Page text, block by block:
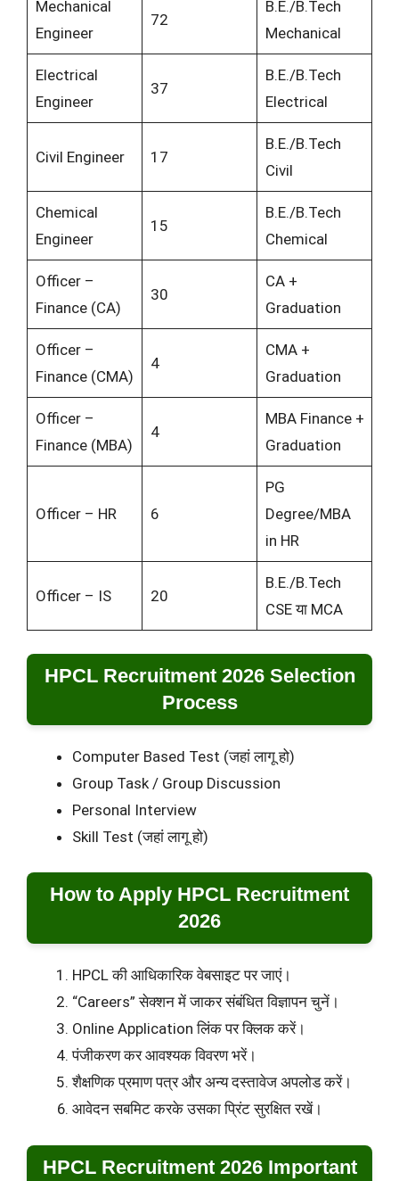
Mechanical
Engineer
72
B.E./B.Tech
Mechanical
Electrical
Engineer
37
B.E./B.Tech
Electrical
Civil Engineer 17
B.E./B.Tech
Civil
Chemical
Engineer
15
B.E./B.Tech
Chemical
Officer –
Finance (CA)
30
CA +
Graduation
Officer –
Finance (CMA)
4
CMA +
Graduation
Officer –
Finance (MBA)
4
MBA Finance +
Graduation
Officer – HR 6
PG
Degree/MBA
in HR
Officer – IS 20
B.E./B.Tech
CSE या MCA
HPCL Recruitment 2026 Selection
Process
Computer Based Test (जहां लागू हो)
Group Task / Group Discussion
Personal Interview
Skill Test (जहां लागू हो)
How to Apply HPCL Recruitment
2026
HPCL की आधिकारिक वेबसाइट पर जाएं।
“Careers” सेक्शन में जाकर संबंधित विज्ञापन चुनें।
Online Application लिंक पर क्लिक करें।
पंजीकरण कर आवश्यक विवरण भरें।
शैक्षणिक प्रमाण पत्र और अन्य दस्तावेज अपलोड करें।
आवेदन सबमिट करके उसका प्रिंट सुरक्षित रखें।
HPCL Recruitment 2026 Important